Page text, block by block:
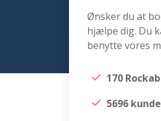
Ønsker du at
hjælpe dig. Du
benytte vores
170
5696